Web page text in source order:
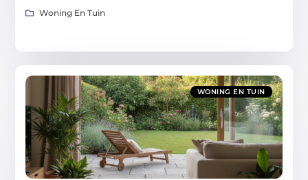
Woning En Tuin
WONING EN TUIN